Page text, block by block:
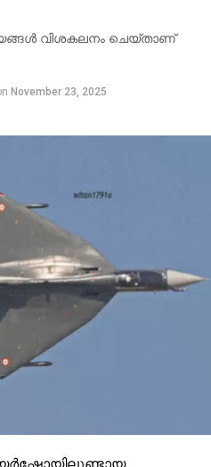
വിശകലനം ചെയ്താണ്
November 23, 2025